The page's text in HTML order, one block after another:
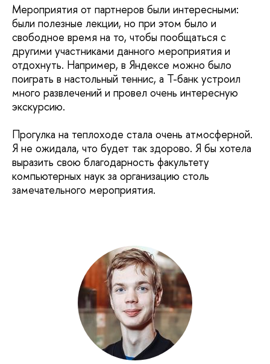
Мероприятия от партнеров были интересными:
были полезные лекции, но при этом было и
свободное время на то, чтобы пообщаться с
другими участниками данного мероприятия и
отдохнуть. Например, в Яндексе можно было
поиграть в настольный теннис, а Т-банк устроил
много развлечений и провел очень интересную
экскурсию.
Прогулка на теплоходе стала очень атмосферной.
Я не ожидала, что будет так здорово. Я бы хотела
выразить свою благодарность факультету
компьютерных наук за организацию столь
замечательного мероприятия.